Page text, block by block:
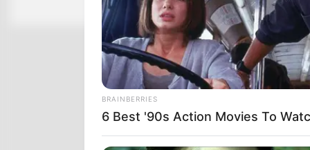
BRAINBERRIES
6 Best '90s Action Movies To